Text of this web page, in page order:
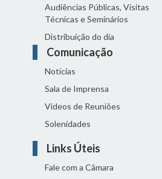
Audiências Públicas, Visitas
Técnicas e Seminários
Distribuição do dia
Comunicação
Notícias
Sala de Imprensa
Vídeos de Reuniões
Solenidades
Links Úteis
Fale com a Câmara